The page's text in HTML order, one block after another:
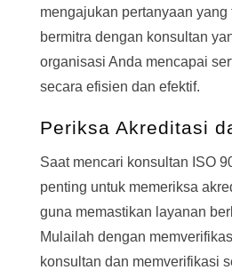
mengajukan pertanyaan yang
bermitra dengan konsultan
organisasi Anda mencapai
secara efisien dan efektif.
Periksa Akreditasi
Saat mencari konsultan ISO
penting untuk memeriksa
guna memastikan layanan
Mulailah dengan
konsultan dan memverifikasi